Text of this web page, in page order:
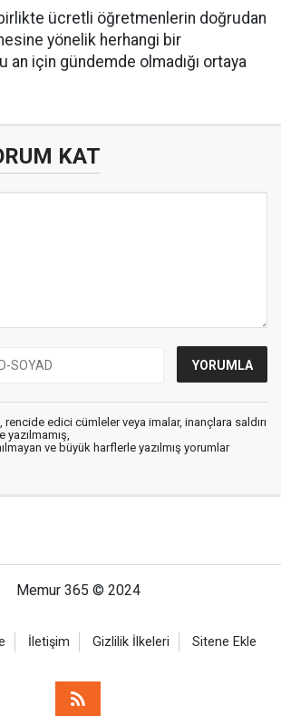
ücretli öğretmenlerin doğrudan
yönelik herhangi bir
an için gündemde olmadığı ortaya
KAT
rencide edici cümleler veya imalar, inançlara saldırı
yazılmamış,
ve büyük harflerle yazılmış yorumlar
Memur 365 © 2024
İletişim Gizlilik İlkeleri Sitene Ekle